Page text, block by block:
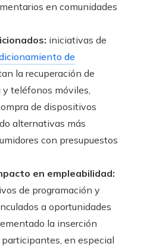
en comunidades
iniciativas de
de
la recuperación de
teléfonos móviles,
de dispositivos
alternativas más
con presupuestos
en empleabilidad:
de programación y
a oportunidades
la inserción
en especial